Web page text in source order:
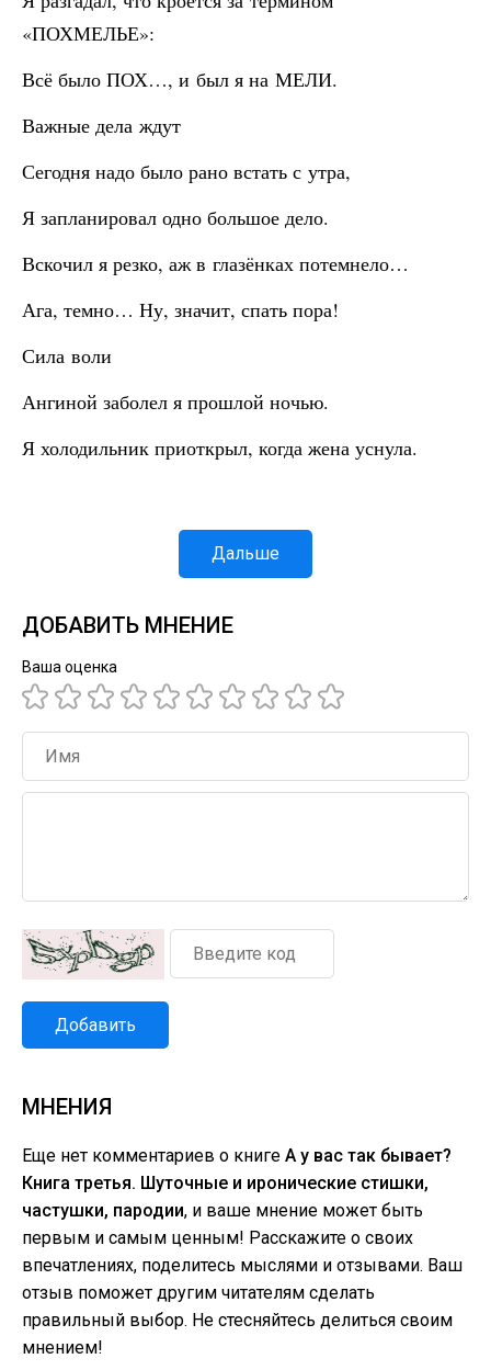
«ПОХМЕЛЬЕ»:
Всё было ПОХ…, и был я на МЕЛИ.
Важные дела ждут
Сегодня надо было рано встать с утра,
Я запланировал одно большое дело.
Вскочил я резко, аж в глазёнках потемнело…
Ага, темно… Ну, значит, спать пора!
Сила воли
Ангиной заболел я прошлой ночью.
Я холодильник приоткрыл, когда жена уснула.
Дальше
ДОБАВИТЬ МНЕНИЕ
Ваша оценка
Добавить
МНЕНИЯ
Еще нет комментариев о книге А у вас так бывает?
Книга третья. Шуточные и иронические стишки,
частушки, пародии, и ваше мнение может быть
первым и самым ценным! Расскажите о своих
впечатлениях, поделитесь мыслями и отзывами. Ваш
отзыв поможет другим читателям сделать
правильный выбор. Не стесняйтесь делиться своим
мнением!